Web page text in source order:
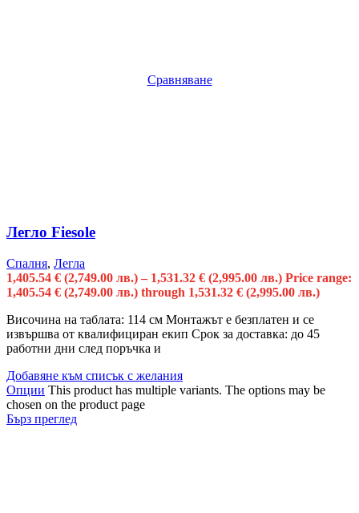
Сравняване
Легло Fiesole
Спалня, Легла
1,405.54 € (2,749.00 лв.) – 1,531.32 € (2,995.00 лв.) Price range:
1,405.54 € (2,749.00 лв.) through 1,531.32 € (2,995.00 лв.)
Височина на таблата: 114 см Монтажът е безплатен и се
извършва от квалифициран екип Срок за доставка: до 45
работни дни след поръчка и
Добавяне към списък с желания
Опции This product has multiple variants. The options may be
chosen on the product page
Бърз преглед